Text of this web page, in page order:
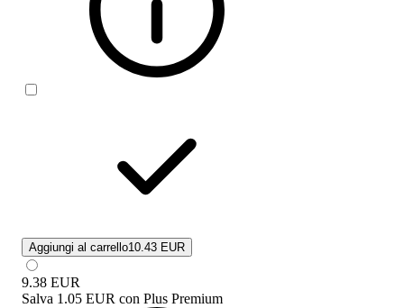
Aggiungi al carrello10.43 EUR
9.38 EUR
Salva 1.05 EUR con Plus Premium